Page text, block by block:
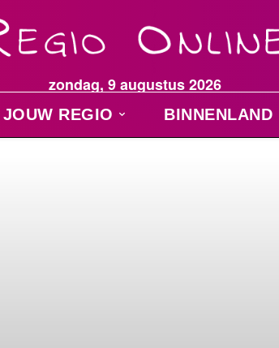
zondag, 9 augustus 2026
JOUW REGIO BINNENLAND